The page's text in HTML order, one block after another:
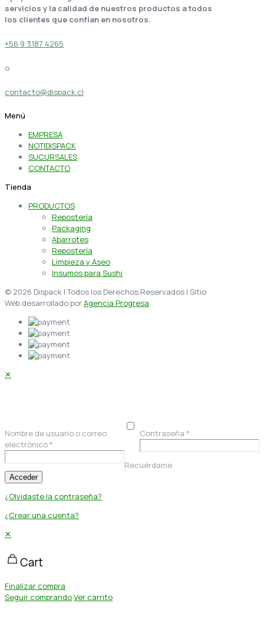
servicios y la calidad de nuestros productos a todos
los clientes que confían en nosotros.
+56 9 3187 4265
o
contacto@dispack.cl
Menú
EMPRESA
NOTIDISPACK
SUCURSALES
CONTACTO
Tienda
PRODUCTOS
Repostería
Packaging
Abarrotes
Repostería
Limpieza y Aseo
Insumos para Sushi
© 2026 Dispack | Todos los Derechos Reservados | Sitio
Web desarrollado porAgencia Progresa
✕
Nombre de usuario o correo
electrónico*
Contraseña *
Recuérdame
Acceder
¿Olvidaste la contraseña?
¿Crear una cuenta?
✕
Cart
Finalizar compra
Seguir comprandoVer carrito